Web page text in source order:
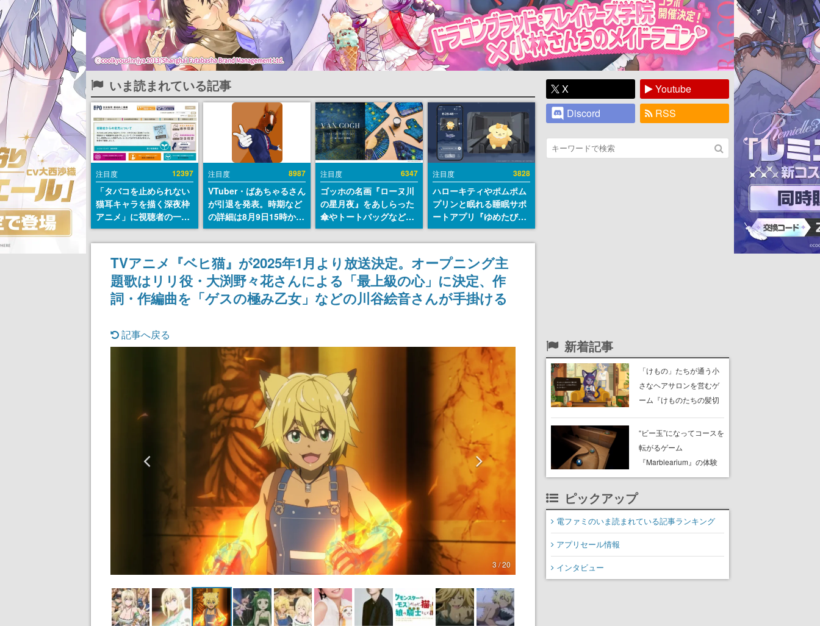
いま読まれている記事
注目度 12397
「タバコを止められない
猫耳キャラを描く深夜枠
アニメ」に視聴者の一部
から批判意見。違法薬物
の使用と思しき描写も含
めて、BPOが議論を交わ
注目度 8987
VTuber・ばあちゃるさん
が引退を発表。時期など
の詳細は8月9日15時から
の配信で説明
注目度 6347
ゴッホの名画『ローヌ川
の星月夜』をあしらった
傘やトートバッグなどが
登場。8月7日21時より2
日間限定で予約販売
注目度 3828
ハローキティやポムポム
プリンと眠れる睡眠サポ
ートアプリ『ゆめたび』
が配信中。キャラごとの
ASMRや目覚ましアラー
ムも搭載
TVアニメ『ベヒ猫』が2025年1月より放送決定。オープニング主
題歌はリリ役・大渕野々花さんによる「最上級の心」に決定、作
詞・作編曲を「ゲスの極み乙女」などの川谷絵音さんが手掛ける
記事へ戻る
3 / 20
X
Youtube
Discord
RSS
新着記事
「けもの」たちが通う小
さなヘアサロンを営むゲ
ーム『けものたちの髪切
始。悩みを持ったお客様
と会話を交わし“本当に望
んでる髪型”を見つけ出す
“ビー玉”になってコースを
転がるゲーム
『Marblearium』の体験
版がSteamで本日8月7日
ピックアップ
電ファミのいま読まれている記事ランキング
アプリセール情報
インタビュー